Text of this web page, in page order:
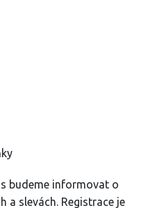
budeme informovat o
a slevách. Registrace je